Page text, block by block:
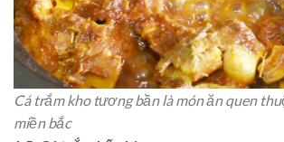
Cá trắm kho tương bần là món ăn quen
miền bắc